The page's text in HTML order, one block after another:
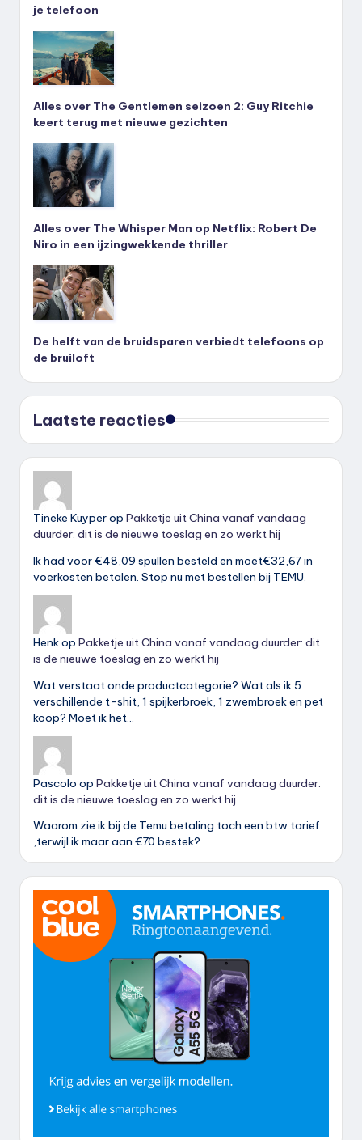
je telefoon
Alles over The Gentlemen seizoen 2: Guy Ritchie
keert terug met nieuwe gezichten
Alles over The Whisper Man op Netflix: Robert De
Niro in een ijzingwekkende thriller
De helft van de bruidsparen verbiedt telefoons op
de bruiloft
Laatste reacties
Tineke Kuyperop Pakketje uit China vanaf vandaag
duurder: dit is de nieuwe toeslag en zo werkt hij
Ik had voor €48,09 spullen besteld en moet€32,67 in
voerkosten betalen. Stop nu met bestellen bij TEMU.
Henkop Pakketje uit China vanaf vandaag duurder: dit
is de nieuwe toeslag en zo werkt hij
Wat verstaat onde productcategorie? Wat als ik 5
verschillende t-shit, 1 spijkerbroek, 1 zwembroek en pet
koop? Moet ik het…
Pascolo op Pakketje uit China vanaf vandaag duurder:
dit is de nieuwe toeslag en zo werkt hij
Waarom zie ik bij de Temu betaling toch een btw tarief
,terwijl ik maar aan €70 bestek?